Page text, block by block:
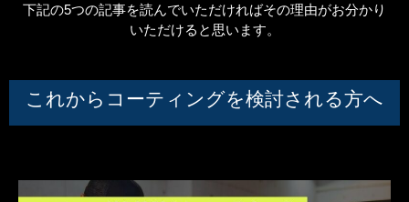
下記の5つの記事を読んでいただければその理由がお分かり
いただけると思います。
これからコーティングを検討される方へ